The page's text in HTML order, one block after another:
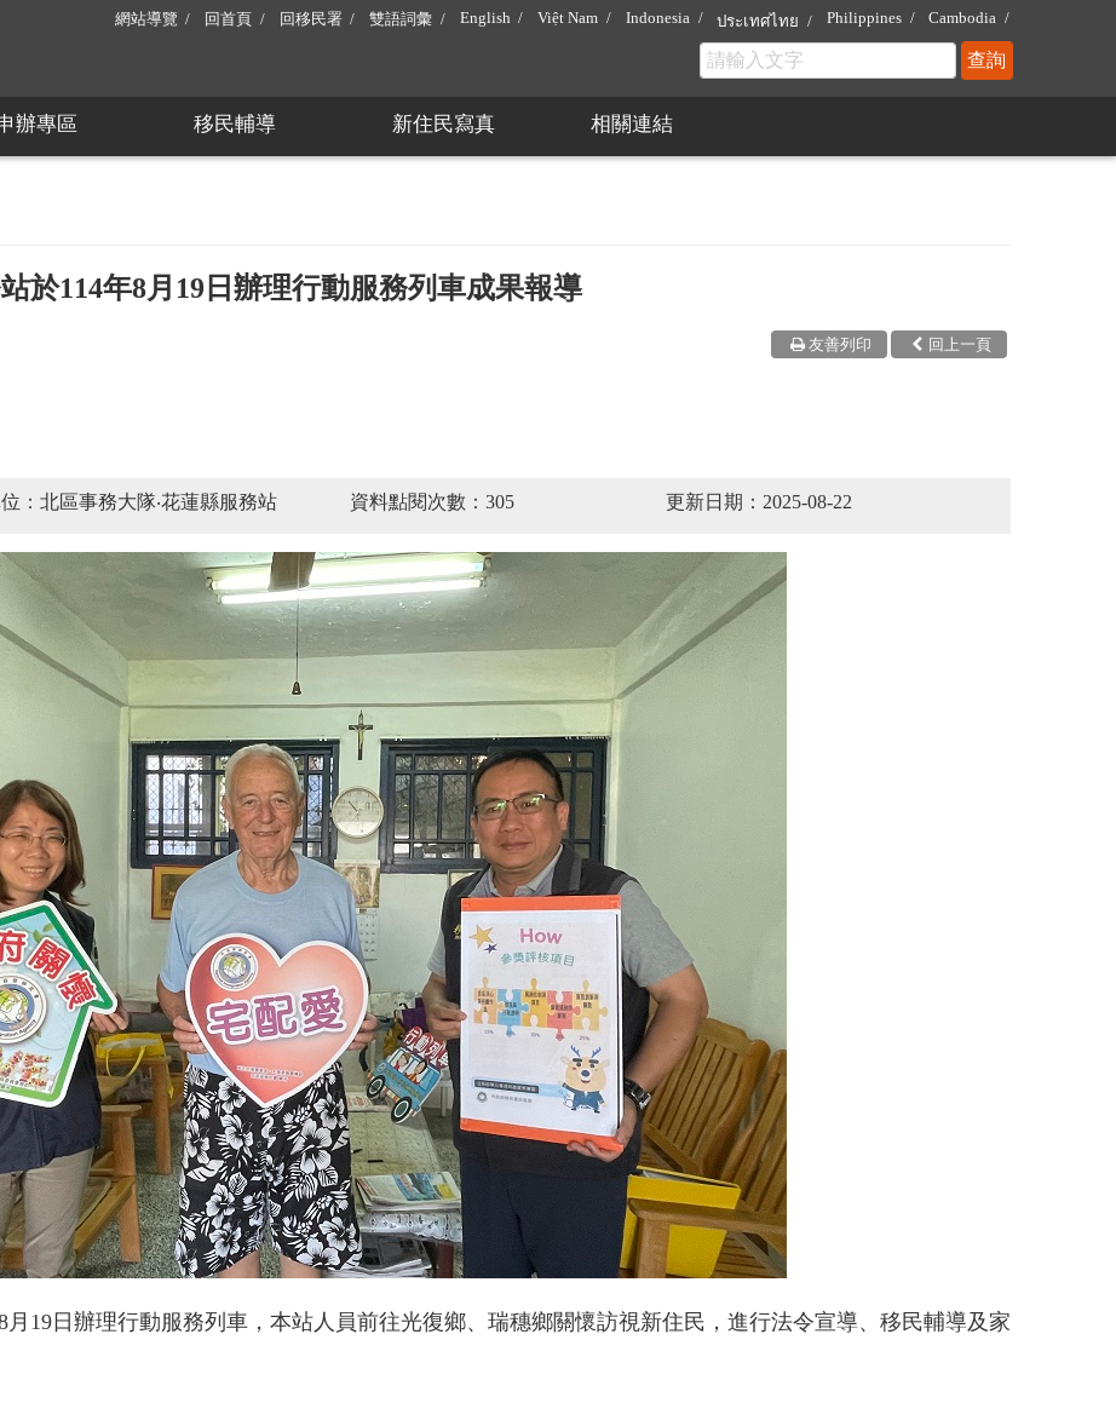
網站導覽 回首頁 回移民署 雙語詞彙 English Việt Nam Indonesia ประเทศไทย Philippines Cambodia
辦專區 移民輔導 新住民寫真 相關連結
於114年8月19日辦理行動服務列車成果報導
回上一頁
友善列印
：北區事務大隊‧花蓮縣服務站 資料點閱次數：305 更新日期：2025-08-22
19日辦理行動服務列車，本站人員前往光復鄉、瑞穗鄉關懷訪視新住民，進行法令宣導、移民輔導及家